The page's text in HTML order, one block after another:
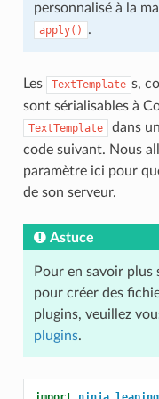
personnalisé à la
apply() .
Les TextTemplate s,
sont sérialisables à
TextTemplate
dans
code suivant. Nous
paramètre ici pour
de son serveur.
Astuce
Pour en savoir
pour créer des
plugins, veuillez
plugins.